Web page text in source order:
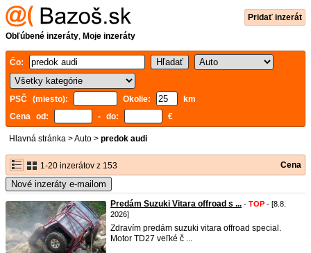
Pridať inzerát
Obľúbené inzeráty, Moje inzeráty
Čo:
PSČ (miesto): Okolie:
km
Cena od:
- do: €
Hlavná stránka >Auto > predok audi
1-20 inzerátov z 153 Cena
Nové inzeráty e-mailom
Predám Suzuki Vitara offroad s ... - TOP - [8.8.
2026]
Zdravím predám suzuki vitara offroad special.
Motor TD27 veľké č ...